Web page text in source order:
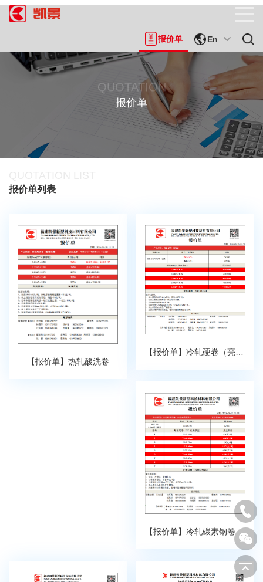
报价单 En
QUOTATION
报价单
报价单列表
【报价单】热轧酸洗卷
【报价单】冷轧硬卷（亮面）
【报价单】冷轧碳素钢卷（白色光亮退火）